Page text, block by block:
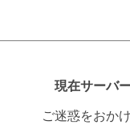
現在サーバ
ご迷惑をおか